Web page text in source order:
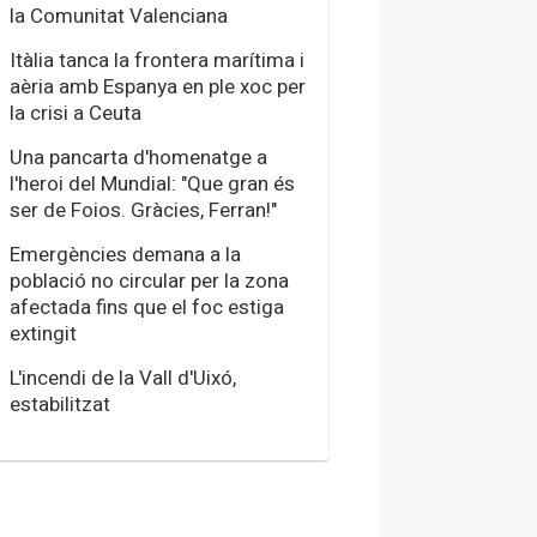
la Comunitat Valenciana
Itàlia tanca la frontera marítima i
aèria amb Espanya en ple xoc per
la crisi a Ceuta
Una pancarta d'homenatge a
l'heroi del Mundial: "Que gran és
ser de Foios. Gràcies, Ferran!"
Emergències demana a la
població no circular per la zona
afectada fins que el foc estiga
extingit
L'incendi de la Vall d'Uixó,
estabilitzat